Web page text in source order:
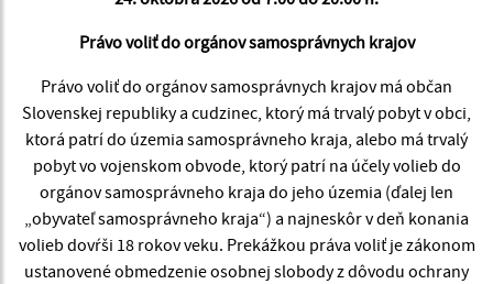
Právo voliť do orgánov samosprávnych krajov
Právo voliť do orgánov samosprávnych krajov má občan
Slovenskej republiky a cudzinec, ktorý má trvalý pobyt v obci,
ktorá patrí do územia samosprávneho kraja, alebo má trvalý
pobyt vo vojenskom obvode, ktorý patrí na účely volieb do
orgánov samosprávneho kraja do jeho územia (ďalej len
„obyvateľ samosprávneho kraja“) a najneskôr v deň konania
volieb dovŕši 18 rokov veku. Prekážkou práva voliť je zákonom
ustanovené obmedzenie osobnej slobody z dôvodu ochrany